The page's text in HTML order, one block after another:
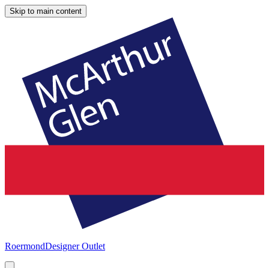
Skip to main content
RoermondDesigner Outlet